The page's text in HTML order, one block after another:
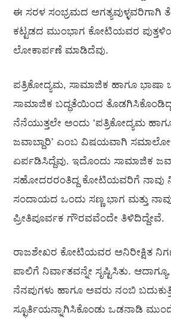
ಈ ಸರಳ ಸಂಭ್ರಮದ ಅಗತ್ಯವುಳ್ಳವರಿಗಾಗಿ
ಕಟ್ಟಡದ ಮುಂಭಾಗ ಕೋಟಿಯವರ
ಲೋಕಾರ್ಪಣೆ ಮಾಡಿದೆವು.
ಪತ್ರಿಕೋದ್ಯಮ, ಸಾಮಾಜಿಕ ಹಾಗೂ ಭಾಷಾ
ಸಾಮಾಜಿಕ ಬದ್ಧತೆಯಿಂದ
ನೆನೆಯುತ್ತಲೇ ಅಂದು ‘ಪತ್ರಿಕೋದ್ಯಮ
ಜವಾಬ್ದಾರಿ’ ಎಂಬ ವಿಷಯವಾಗಿ
ಏರ್ಪಡಿಸಿದ್ದೆವು. ಇದೊಂದು ಸಾಮಾಜಿಕ
ಸಹೋದರರಂತಿದ್ದ ಕೋಟಿಯವರಿಗೆ ನಾವು
ಸಂದಾಯದ ಒಂದು ಸಣ್ಣ ಭಾಗ ಮತ್ತು
ಪ್ರೀತಿಪೂರ್ವಕ ಗೌರವವೆಂದೇ ತಿಳಿದಿದ್ದೇವೆ.
ರಾಜಶೇಖರ ಕೋಟಿಯವರ ಅನಿರೀಕ್ಷಿತ
ಪಾಲಿಗೆ ನಿರ್ವಾತವನ್ನೇ ಸೃಷ್ಟಿಸಿತು.
ನೆನಪುಗಳು ಹಾಗೂ ಅವರು ನಂಬಿ
ಸ್ಛೂರ್ತಿಯನ್ನಾಗಿಸಿಕೊಂಡು ಒಡನಾಡಿ ಮುಂದೆ